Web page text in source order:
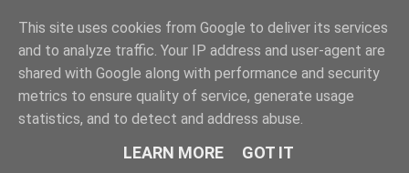
ΦΟΥΝΤΑΣ
This site uses cookies from Google to deliver its services
and to analyze traffic. Your IP address and user-agent are
shared with Google along with performance and security
metrics to ensure quality of service, generate usage
statistics, and to detect and address abuse.
LEARN MORE GOT IT